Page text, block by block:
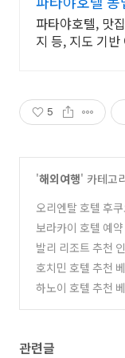
파타야호텔, 맛
지 등, 지도 기
5
'해외여행' 카테고
오리엔탈 호텔 후
보라카이 호텔 예
추천
(0)
발리 리조트 추천
약 정보
(0)
호치민 호텔 추천
정보
(0)
하노이 호텔 추천
관련글